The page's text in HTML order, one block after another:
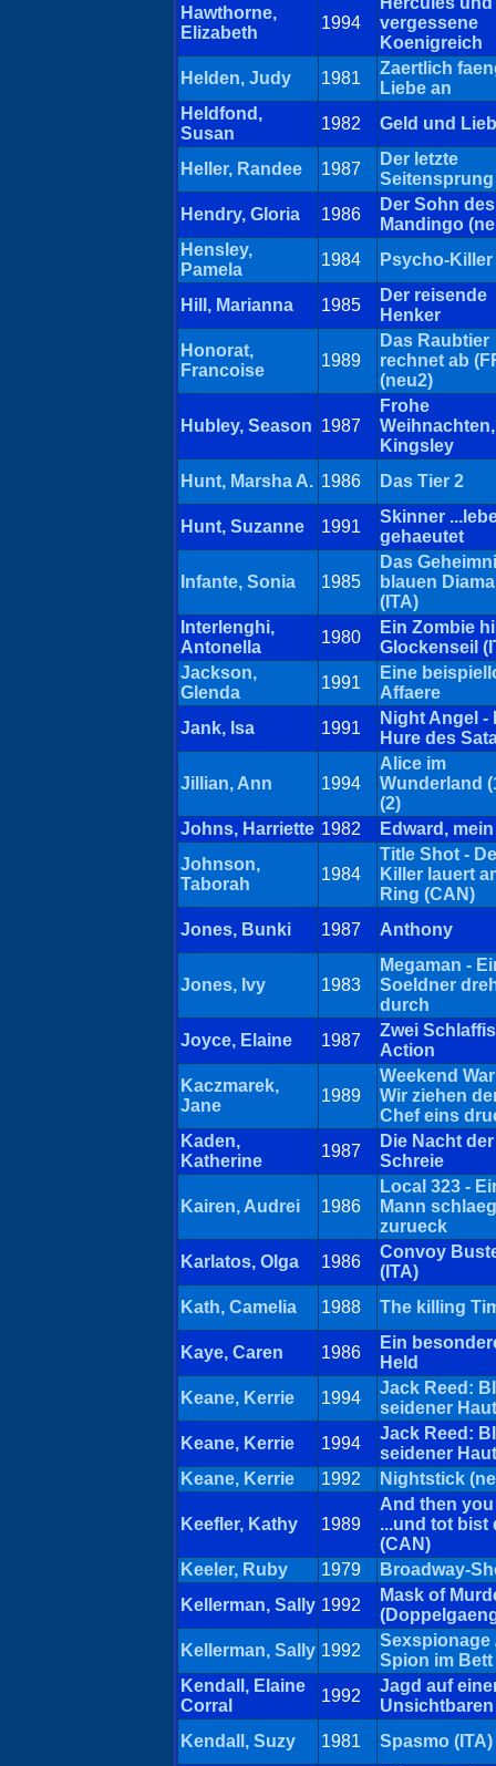
Hawthorne,
Elizabeth
1994
vergessene
Koenigreich
Helden, Judy
1981
Zaertlich
Liebe an
Heldfond,
Susan
1982 Geld und
Heller, Randee 1987
Der letzte
Seitensprung
Hendry, Gloria
1986
Der Sohn des
Mandingo
Hensley,
Pamela
1984 Psycho-Killer
Hill, Marianna 1985
Der reisende
Henker
Honorat,
Francoise
1989
Das Raubtier
rechnet ab
(neu2)
Hubley, Season 1987
Frohe
Kingsley
Hunt, Marsha A. 1986 Das Tier 2
Hunt, Suzanne 1991
Skinner
gehaeutet
Infante, Sonia 1985
Das
blauen
(ITA)
Interlenghi,
Antonella
1980
Ein Zombie
Glockenseil
Jackson,
Glenda
1991
Eine
Affaere
Jank, Isa
1991
Night Angel -
Hure des
Jillian, Ann 1994
Alice im
Wunderland
(2)
Johns, Harriette 1982
Edward,
Johnson,
Taborah
1984
Title Shot -
Killer lauert
Ring (CAN)
Jones, Bunki
1987 Anthony
Jones, Ivy 1983
Megaman -
Soeldner
durch
Joyce, Elaine
1987
Zwei
Action
Kaczmarek,
Jane
1989
Weekend
Wir ziehen
Chef eins
Kaden,
Katherine
1987
Die Nacht der
Schreie
Kairen, Audrei 1986
Local 323 -
Mann
zurueck
Karlatos, Olga
1986
Convoy
(ITA)
Kath, Camelia
1988 The killing
Kaye, Caren 1986
Ein
Held
Keane, Kerrie
1994
Jack Reed:
seidener
Keane, Kerrie
1994
Jack Reed:
seidener
Keane, Kerrie
1992 Nightstick
Keefler, Kathy 1989
And then you
...und tot bist
(CAN)
Keeler, Ruby
1979
Broadway-
Kellerman, Sally 1992
Mask of
Kellerman, Sally 1992
Sexspionage
Spion im Bett
Kendall, Elaine
Corral
1992
Jagd auf
Unsichtbaren
Kendall, Suzy
1981 Spasmo (ITA)